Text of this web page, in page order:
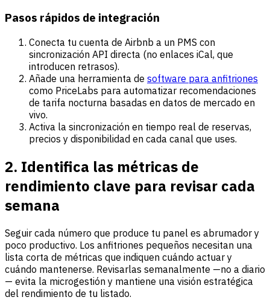
Pasos rápidos de integración
Conecta tu cuenta de Airbnb a un PMS con
sincronización API directa (no enlaces iCal, que
introducen retrasos).
Añade una herramienta de software para anfitriones
como PriceLabs para automatizar recomendaciones
de tarifa nocturna basadas en datos de mercado en
vivo.
Activa la sincronización en tiempo real de reservas,
precios y disponibilidad en cada canal que uses.
2. Identifica las métricas de
rendimiento clave para revisar cada
semana
Seguir cada número que produce tu panel es abrumador y
poco productivo. Los anfitriones pequeños necesitan una
lista corta de métricas que indiquen cuándo actuar y
cuándo mantenerse. Revisarlas semanalmente —no a diario
— evita la microgestión y mantiene una visión estratégica
del rendimiento de tu listado.